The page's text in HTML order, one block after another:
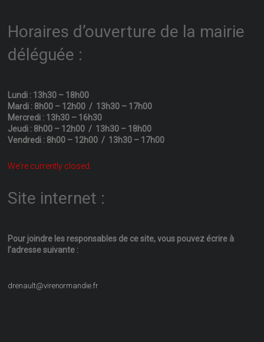
Horaires d’ouverture de la mairie
déléguée :
Lundi : 13h30 – 18h00
Mardi : 8h00 – 12h00 / 13h30 – 17h00
Mercredi : 13h30 – 16h30
Jeudi : 8h00 – 12h00 / 13h30 – 18h00
Vendredi : 8h00 – 12h00 / 13h30 – 17h00
We're currently closed.
Site internet :
Pour joindre les responsables de ce site, vous pouvez écrire à
l’adresse suivante :
drenault@virenormandie.fr